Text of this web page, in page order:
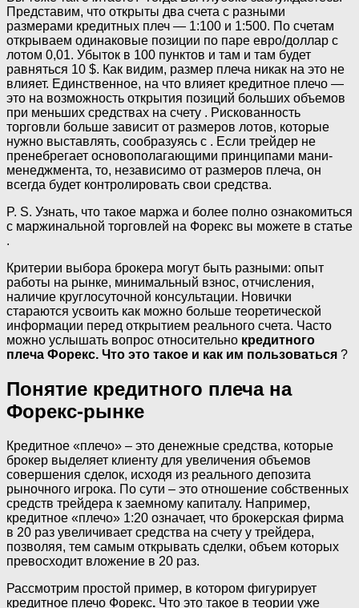
Представим, что открыты два счета с разными
размерами кредитных плеч — 1:100 и 1:500. По счетам
открываем одинаковые позиции по паре евро/доллар с
лотом 0,01. Убыток в 100 пунктов и там и там будет
равняться 10 $. Как видим, размер плеча никак на это не
влияет. Единственное, на что влияет кредитное плечо —
это на возможность открытия позиций больших объемов
при меньших средствах на счету . Рискованность
торговли больше зависит от размеров лотов, которые
нужно выставлять, сообразуясь с . Если трейдер не
пренебрегает основополагающими принципами мани-
менеджмента, то, независимо от размеров плеча, он
всегда будет контролировать свои средства.
P. S. Узнать, что такое маржа и более полно ознакомиться
с маржинальной торговлей на Форекс вы можете в статье
.
Критерии выбора брокера могут быть разными: опыт
работы на рынке, минимальный взнос, отчисления,
наличие круглосуточной консультации. Новички
стараются усвоить как можно больше теоретической
информации перед открытием реального счета. Часто
можно услышать вопрос относительно кредитного
плеча Форекс. Что это такое и как им пользоваться ?
Понятие кредитного плеча на
Форекс-рынке
Кредитное «плечо» – это денежные средства, которые
брокер выделяет клиенту для увеличения объемов
совершения сделок, исходя из реального депозита
рыночного игрока. По сути – это отношение собственных
средств трейдера к заемному капиталу. Например,
кредитное «плечо» 1:20 означает, что брокерская фирма
в 20 раз увеличивает средства на счету у трейдера,
позволяя, тем самым открывать сделки, объем которых
превосходит вложение в 20 раз.
Рассмотрим простой пример, в котором фигурирует
кредитное плечо Форекс. Что это такое в теории уже